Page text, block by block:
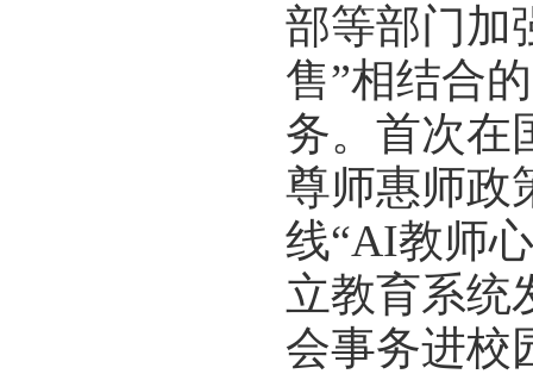
部等部门加
售”相结合
务。首次在
尊师惠师政
线“AI教师
立教育系统
会事务进校